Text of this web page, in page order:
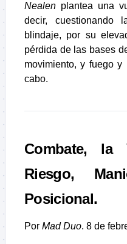
Nealen plantea una
decir, cuestionando
blindaje, por su
pérdida de las bases
movimiento, y fuego y
cabo.
Combate, la
Riesgo,
Posicional.
Por Mad Duo. 8 de